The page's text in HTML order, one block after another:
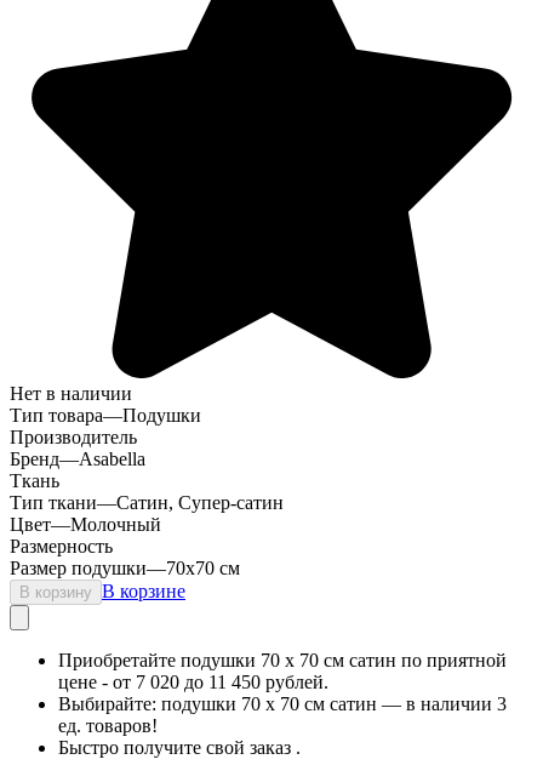
Нет в наличии
Тип товара—Подушки
Производитель
Бренд—Asabella
Ткань
Тип ткани—Сатин, Супер-сатин
Цвет—Молочный
Размерность
Размер подушки—70х70 см
В корзину В корзине
Приобретайте подушки 70 х 70 см сатин по приятной
цене - от 7 020 до 11 450 рублей.
Выбирайте: подушки 70 х 70 см сатин — в наличии 3
ед. товаров!
Быстро получите свой заказ .